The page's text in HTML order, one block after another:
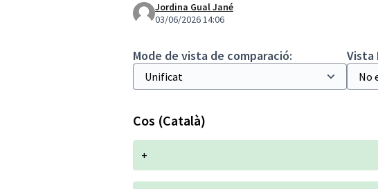
Jordina Gual Jané
03/06/2026 14:06
Mode de vista de comparació:
Vista
Cos (Català)
+